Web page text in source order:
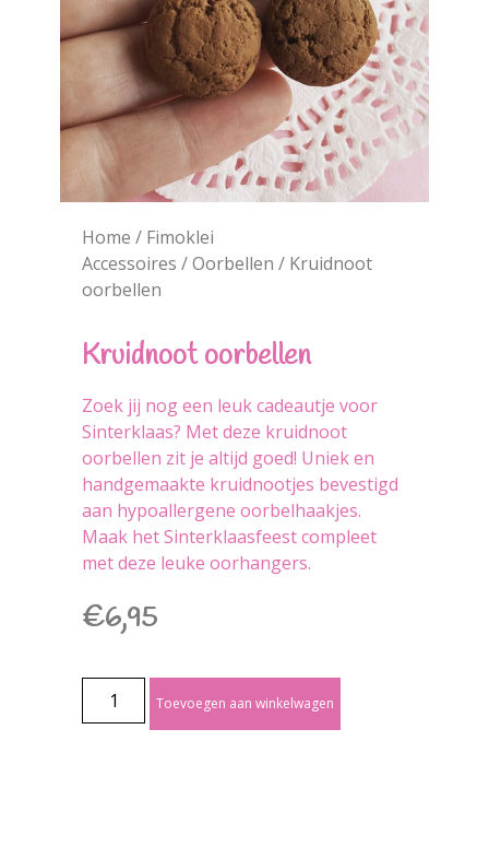
Home / Fimoklei
Accessoires /Oorbellen / Kruidnoot
oorbellen
Kruidnoot oorbellen
Zoek jij nog een leuk cadeautje voor
Sinterklaas? Met deze kruidnoot
oorbellen zit je altijd goed! Uniek en
handgemaakte kruidnootjes bevestigd
aan hypoallergene oorbelhaakjes.
Maak het Sinterklaasfeest compleet
met deze leuke oorhangers.
€6,95
Toevoegen aan winkelwagen